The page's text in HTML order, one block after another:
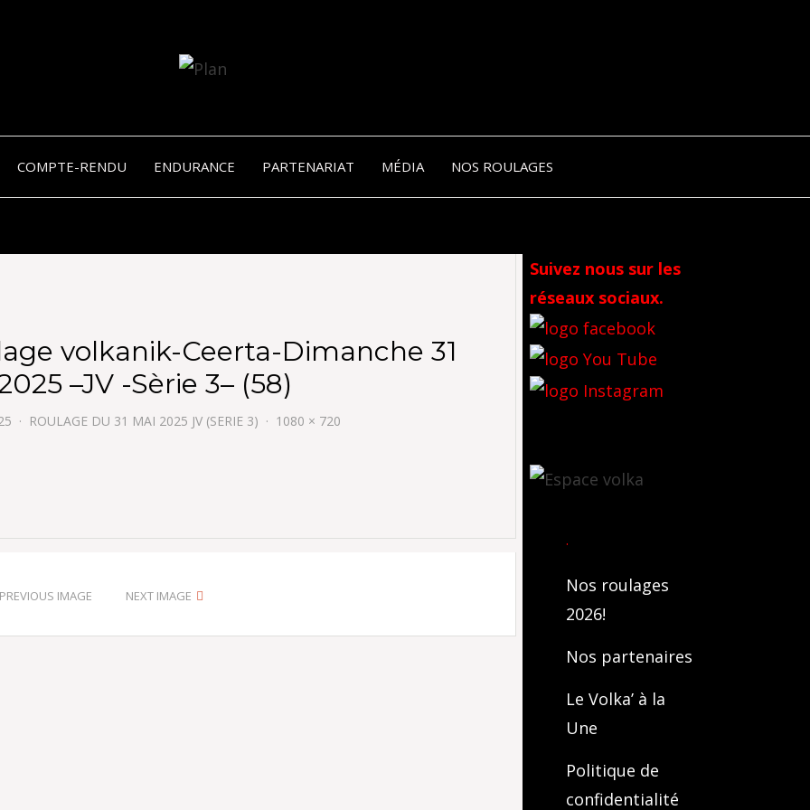
VOLKANIK-
ENDURANCE
COMPTE-RENDU ENDURANCE PARTENARIAT MÉDIA NOS ROULAGES
volkanik-Ceerta-Dimanche 31
–JV -Sèrie 3– (58)
ROULAGE DU 31 MAI 2025 JV (SERIE 3) 1080 × 720
PREVIOUS IMAGE NEXT IMAGE
Suivez nous sur les
réseaux sociaux.
.
Nos roulages
2026!
Nos partenaires
Le Volka’ à la
Une
Politique de
confidentialité